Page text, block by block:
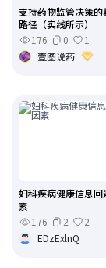
支持药物监管决策
路径（实线所示）
176
0
1
壹图说药
妇科疾病健康信息
素
176
2
2
EDzExlnQ